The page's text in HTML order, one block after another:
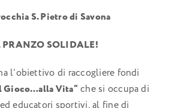
S. Pietro di Savona
SOLIDALE!
l’obiettivo di raccogliere fondi
Gioco…alla Vita”che si occupa di
educatori sportivi, al fine di